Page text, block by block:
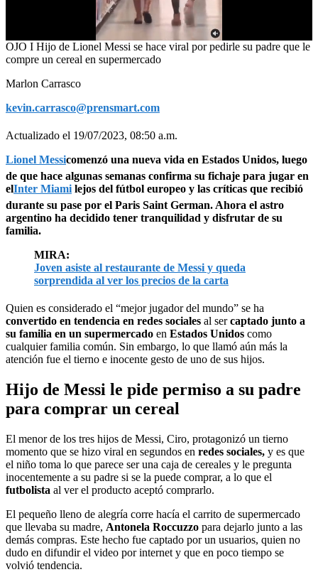
0
of
minute,
4
seconds
OJO I Hijo de Lionel Messi se hace viral por pedirle su padre que le
compre un cereal en supermercado
Marlon Carrasco
kevin.carrasco@prensmart.com
Actualizado el 19/07/2023, 08:50 a.m.
Lionel Messicomenzó una nueva vida en Estados Unidos, luego
de que hace algunas semanas confirma su fichaje para jugar en
elInter Miami lejos del fútbol europeo y las críticas que recibió
durante su pase por el Paris Saint German. Ahora el astro
argentino ha decidido tener tranquilidad y disfrutar de su
familia.
MIRA:
Joven asiste al restaurante de Messi y queda
sorprendida al ver los precios de la carta
Quien es considerado el “mejor jugador del mundo” se ha
convertido en tendencia en redes sociales al sercaptado junto a
su familia en un supermercado en Estados Unidos como
cualquier familia común. Sin embargo, lo que llamó aún más la
atención fue el tierno e inocente gesto de uno de sus hijos.
Hijo de Messi le pide permiso a su padre
para comprar un cereal
El menor de los tres hijos de Messi, Ciro, protagonizó un tierno
momento que se hizo viral en segundos en redes sociales, y es que
el niño toma lo que parece ser una caja de cereales y le pregunta
inocentemente a su padre si se la puede comprar, a lo que el
futbolista al ver el producto aceptó comprarlo.
El pequeño lleno de alegría corre hacía el carrito de supermercado
que llevaba su madre, Antonela Roccuzzo para dejarlo junto a las
demás compras. Este hecho fue captado por un usuarios, quien no
dudo en difundir el video por internet y que en poco tiempo se
volvió tendencia.